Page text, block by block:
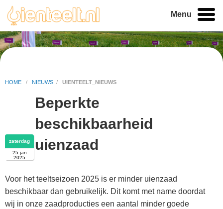
Menu
HOME / NIEUWS / UIENTEELT_NIEUWS
Beperkte
beschikbaarheid
uienzaad
zaterdag
25 jan
2025
Voor het teeltseizoen 2025 is er minder uienzaad
beschikbaar dan gebruikelijk. Dit komt met name doordat
wij in onze zaadproducties een aantal minder goede